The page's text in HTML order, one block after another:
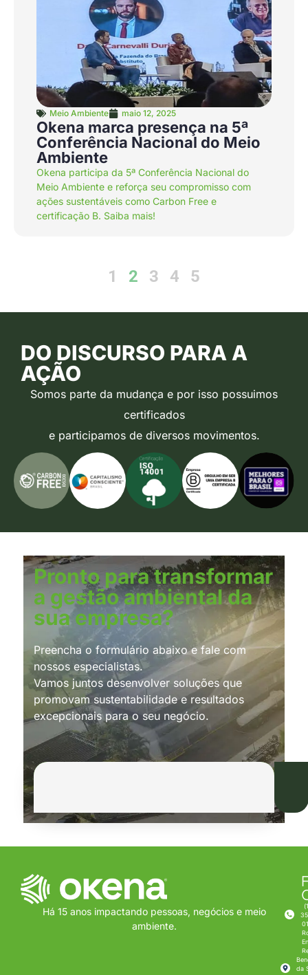
Meio Ambiente maio 12, 2025
Okena marca presença na 5ª
Conferência Nacional do Meio
Ambiente
Okena participa da 5ª Conferência Nacional do
Meio Ambiente e reforça seu compromisso com
ações sustentáveis como Carbon Free e
certificação B. Saiba mais!
1 2 3 4 5
DO DISCURSO PARA A
AÇÃO
Somos parte da mudança e por isso possuimos
certificados
e participamos de diversos movimentos.
Pronto para transformar
a gestão ambiental da
sua empresa?
Preencha o formulário abaixo e fale com
nossos especialistas.
Vamos juntos desenvolver soluções que
promovam sustentabilidade e resultados
excepcionais para o seu negócio.
Há 15 anos impactando pessoas, negócios e meio
ambiente.
da